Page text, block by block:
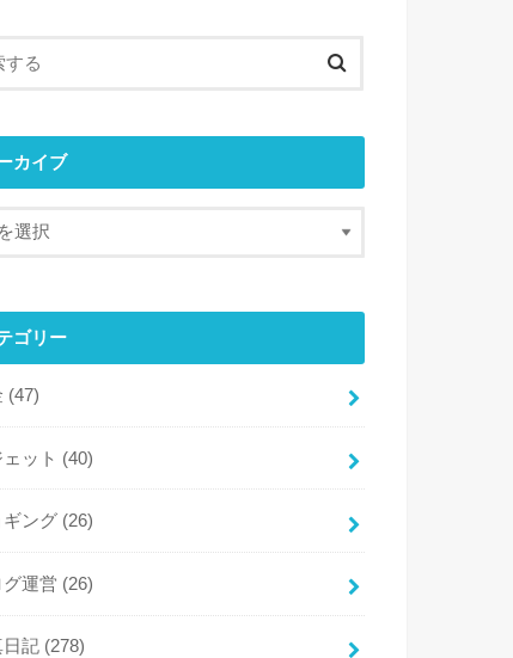
カイブ
ゴリー
(47)
ット (40)
ギング (26)
グ運営 (26)
日記 (278)